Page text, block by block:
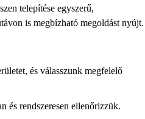
telepítése egyszerű,
is megbízható megoldást nyújt.
és válasszunk megfelelő
és rendszeresen ellenőrizzük.